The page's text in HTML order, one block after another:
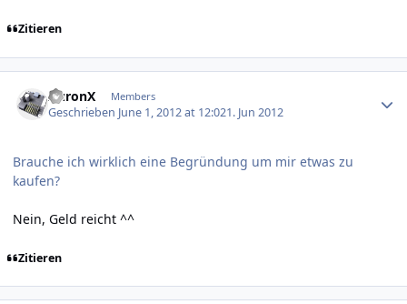
Zitieren
AuronX Members
Geschrieben June 1, 2012 at 12:021. Jun 2012
Brauche ich wirklich eine Begründung um mir etwas zu
kaufen?
Nein, Geld reicht ^^
Zitieren